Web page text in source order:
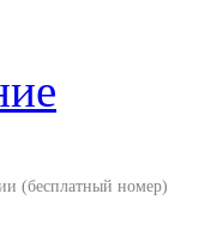
(бесплатный номер)